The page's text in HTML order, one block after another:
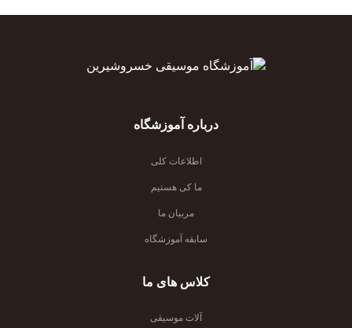
درباره آموزشگاه
اطلاعات کلی
ما کی هستیم
مربیان ما
سابقه آموزشگاه
کلاس های ما
آلات موسیقی